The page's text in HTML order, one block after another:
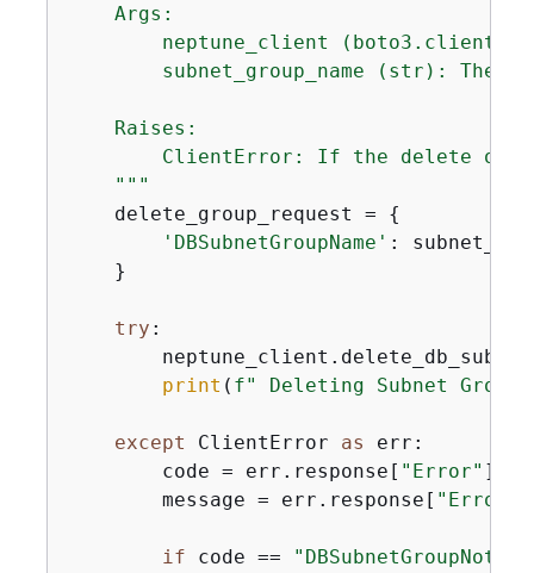
    Args:
neptune_client (boto3.client):
subnet_group_name (str): The
    Raises:
ClientError: If the delete
    """
    delete_group_request =
{
'DBSubnetGroupName' :
    }
try :
print ( f"️ Deleting Subnet
except ClientError as err:
        code = err.response[
"Error" ][
        message = err.response[
"Error"
if code ==